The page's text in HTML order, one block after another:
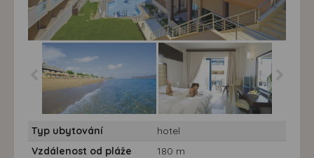
- Kréta, Agia Marina -
pláž
- Kréta, Agia Marina -
Hotel Gallini Sea View
Typ ubytování
hotel
Vzdálenost od pláže
180 m